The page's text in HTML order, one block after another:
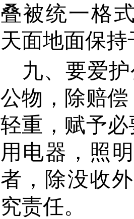
叠被统一格
天面地面保持
九、要爱
公物，除赔偿
轻重，赋予
用电器，照
者，除没收
究责任。